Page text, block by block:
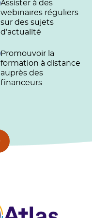
Assister à des
webinaires réguliers
sur des sujets
d’actualité
Promouvoir la
formation à distance
auprès des
financeurs